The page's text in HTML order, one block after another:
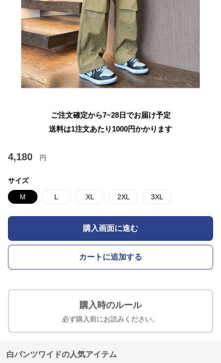
ご注文確定から7~28日でお届け予定
送料は1注文あたり 1000円かかります
4,180 円
サイズ
M L XL 2XL 3XL
購入画面に進む
カートに追加する
購入時のルール
必ず購入前にお読みください。
白パンツワイドの人気アイテム